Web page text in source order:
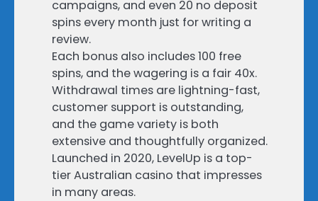
campaigns, and even 20 no deposit
spins every month just for writing a
review.
Each bonus also includes 100 free
spins, and the wagering is a fair 40x.
Withdrawal times are lightning-fast,
customer support is outstanding,
and the game variety is both
extensive and thoughtfully organized.
Launched in 2020, LevelUp is a top-
tier Australian casino that impresses
in many areas.